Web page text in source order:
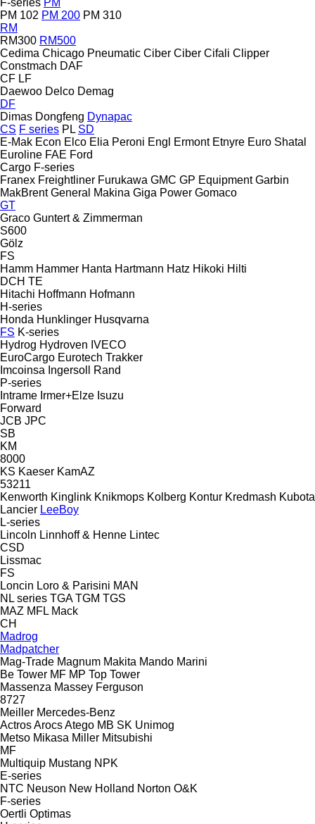
PM 102 PM 200 PM 310
RM
RM300 RM500
Cedima Chicago Pneumatic Ciber Ciber Cifali Clipper
Constmach DAF
CF LF
Daewoo Delco Demag
DF
Dimas Dongfeng Dynapac
CS F series PL SD
E-Mak Econ Elco Elia Peroni Engl Ermont Etnyre Euro Shatal
Euroline FAE Ford
Cargo F-series
Franex Freightliner Furukawa GMC GP Equipment Garbin
MakBrent General Makina Giga Power Gomaco
GT
Graco Guntert & Zimmerman
S600
Gölz
FS
Hamm Hammer Hanta Hartmann Hatz Hikoki Hilti
DCH TE
Hitachi Hoffmann Hofmann
H-series
Honda Hunklinger Husqvarna
FS K-series
Hydrog Hydroven IVECO
EuroCargo Eurotech Trakker
Imcoinsa Ingersoll Rand
P-series
Intrame Irmer+Elze Isuzu
Forward
JCB JPC
SB
KM
8000
KS Kaeser KamAZ
53211
Kenworth Kinglink Knikmops Kolberg Kontur Kredmash Kubota
Lancier LeeBoy
L-series
Lincoln Linnhoff & Henne Lintec
CSD
Lissmac
FS
Loncin Loro & Parisini MAN
NL series TGA TGM TGS
MAZ MFL Mack
CH
Madrog
Madpatcher
Mag-Trade Magnum Makita Mando Marini
Be Tower MF MP Top Tower
Massenza Massey Ferguson
8727
Meiller Mercedes-Benz
ActrosArocsAtego MB SK Unimog
Metso Mikasa Miller Mitsubishi
MF
Multiquip Mustang NPK
E-series
NTC Neuson New Holland Norton O&K
F-series
Oertli Optimas